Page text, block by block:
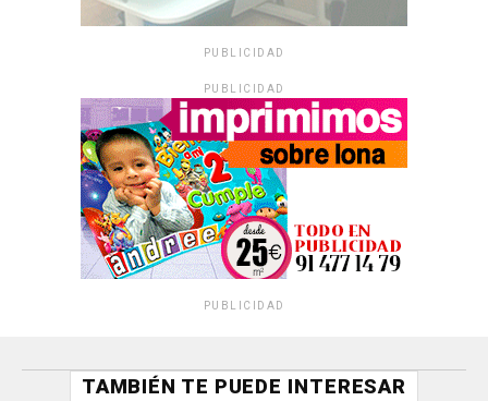
PUBLICIDAD
PUBLICIDAD
PUBLICIDAD
TAMBIÉN TE PUEDE INTERESAR